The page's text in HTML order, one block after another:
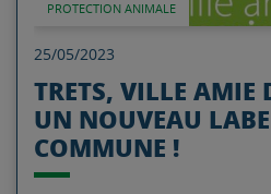
PROTECTION ANIMALE
25/05/2023
TRETS, VILLE
UN NOUVEAU
COMMUNE !